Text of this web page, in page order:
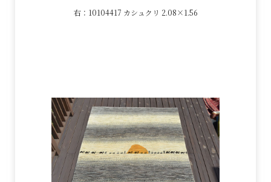
右：10104417 カシュクリ 2.08×1.56